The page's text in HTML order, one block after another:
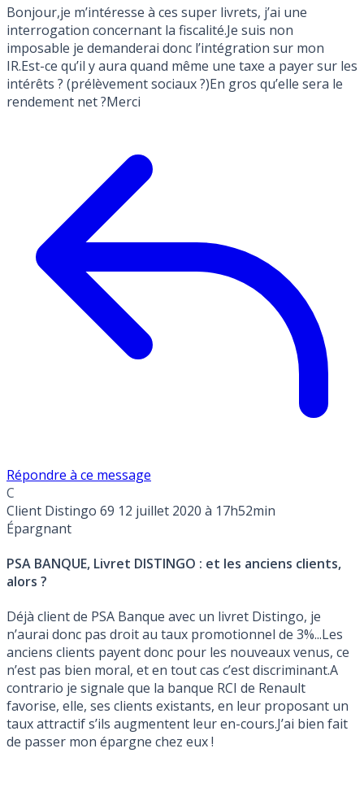
Bonjour,je m’intéresse à ces super livrets, j’ai une
interrogation concernant la fiscalité.Je suis non
imposable je demanderai donc l’intégration sur mon
IR.Est-ce qu’il y aura quand même une taxe a payer sur les
intérêts ? (prélèvement sociaux ?)En gros qu’elle sera le
rendement net ?Merci
Répondre à ce message
C
Client Distingo 69 12 juillet 2020 à 17h52min
Épargnant
PSA BANQUE, Livret DISTINGO : et les anciens clients,
alors ?
Déjà client de PSA Banque avec un livret Distingo, je
n’aurai donc pas droit au taux promotionnel de 3%...Les
anciens clients payent donc pour les nouveaux venus, ce
n’est pas bien moral, et en tout cas c’est discriminant.A
contrario je signale que la banque RCI de Renault
favorise, elle, ses clients existants, en leur proposant un
taux attractif s’ils augmentent leur en-cours.J’ai bien fait
de passer mon épargne chez eux !